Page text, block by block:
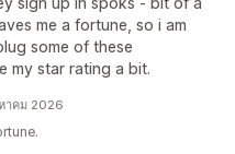
me a fortune, so i am
some of these
my star rating a bit.
าคม 2026